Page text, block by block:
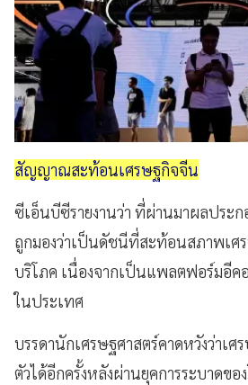
สัญญาณสะท้อนเศรษฐกิจจีน
ซีเอ็นบีซีรายงานว่า ที่ผ่านมาผลประก
ถูกมองว่าเป็นดัชนีที่สะท้อนสภาพเศ
บริโภค เนื่องจากเป็นแพลตฟอร์มอีค
ในประเทศ
บรรดานักเศรษฐศาสตร์คาดหวังว่าเ
ตัวได้อีกครั้งหลังผ่านยุคการระบาดข